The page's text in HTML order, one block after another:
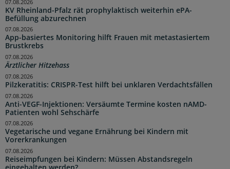
KV Rheinland-Pfalz rät prophylaktisch weiterhin ePA-
Befüllung abzurechnen
07.08.2026
App-basiertes Monitoring hilft Frauen mit metastasiertem
Brustkrebs
07.08.2026
Ärztlicher Hitzehass
07.08.2026
Pilzkeratitis: CRISPR-Test hilft bei unklaren Verdachtsfällen
07.08.2026
Anti-VEGF-Injektionen: Versäumte Termine kosten nAMD-
Patienten wohl Sehschärfe
07.08.2026
Vegetarische und vegane Ernährung bei Kindern mit
Vorerkrankungen
07.08.2026
Reiseimpfungen bei Kindern: Müssen Abstandsregeln
07.08.2026